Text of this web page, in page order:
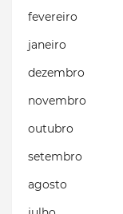
fevereiro
janeiro
dezembro
novembro
outubro
setembro
agosto